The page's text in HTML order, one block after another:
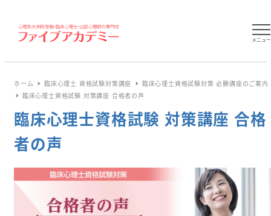
メニュー
ホーム 臨床心理士 資格試験対策講座
臨床心理士資格試験対策 必勝講座のご案内
臨床心理士資格試験 対策講座 合格者の声
臨床心理士資格試験 対策講座 合格
者の声